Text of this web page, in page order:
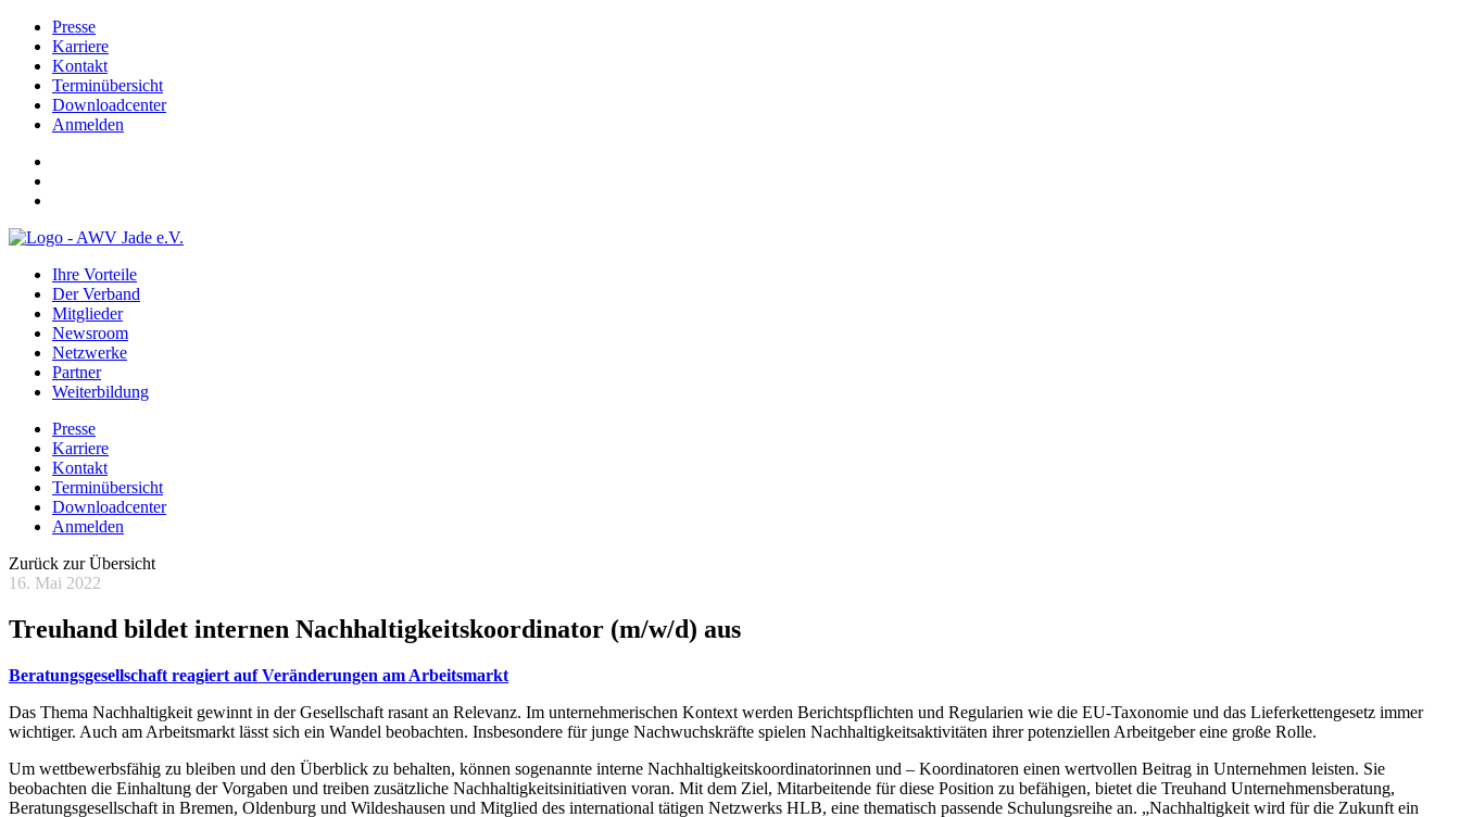
Presse
Karriere
Kontakt
Terminübersicht
Downloadcenter
Anmelden
Ihre Vorteile
Der Verband
Mitglieder
Newsroom
Netzwerke
Partner
Weiterbildung
Presse
Karriere
Kontakt
Terminübersicht
Downloadcenter
Anmelden
Zurück zur Übersicht
16. Mai 2022
Treuhand bildet internen Nachhaltigkeitskoordinator (m/w/d) aus
Beratungsgesellschaft reagiert auf Veränderungen am Arbeitsmarkt
Das Thema Nachhaltigkeit gewinnt in der Gesellschaft rasant an Relevanz. Im unternehmerischen Kontext werden Berichtspflichten und Regularien wie die EU-Taxonomie und das Lieferkettengesetz immer
wichtiger. Auch am Arbeitsmarkt lässt sich ein Wandel beobachten. Insbesondere für junge Nachwuchskräfte spielen Nachhaltigkeitsaktivitäten ihrer potenziellen Arbeitgeber eine große Rolle.
Um wettbewerbsfähig zu bleiben und den Überblick zu behalten, können sogenannte interne Nachhaltigkeitskoordinatorinnen und – Koordinatoren einen wertvollen Beitrag in Unternehmen leisten. Sie
beobachten die Einhaltung der Vorgaben und treiben zusätzliche Nachhaltigkeitsinitiativen voran. Mit dem Ziel, Mitarbeitende für diese Position zu befähigen, bietet die Treuhand Unternehmensberatung,
Beratungsgesellschaft in Bremen, Oldenburg und Wildeshausen und Mitglied des international tätigen Netzwerks HLB, eine thematisch passende Schulungsreihe an. „Nachhaltigkeit wird für die Zukunft ein